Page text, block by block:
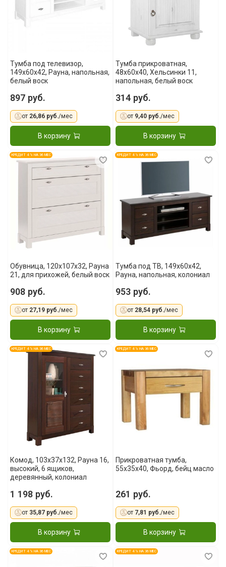
Тумба под телевизор,
149x60x42, Рауна, напольная,
белый воск
897 руб.
от 26,86 руб./мес
В корзину
Тумба прикроватная,
48x60x40, Хельсинки 11,
напольная, белый воск
314 руб.
от 9,40 руб./мес
В корзину
КРЕДИТ 4 % НА 36 МЕС
Обувница, 120x107x32, Рауна
21, для прихожей, белый воск
908 руб.
от 27,19 руб./мес
В корзину
КРЕДИТ 4 % НА 36 МЕС
Тумба под ТВ, 149x60x42,
Рауна, напольная, колониал
953 руб.
от 28,54 руб./мес
В корзину
КРЕДИТ 4 % НА 36 МЕС
Комод, 103x37x132, Рауна 16,
высокий, 6 ящиков,
деревянный, колониал
1 198 руб.
от 35,87 руб./мес
В корзину
КРЕДИТ 4 % НА 36 МЕС
Прикроватная тумба,
55x35x40, Фьорд, бейц масло
261 руб.
от 7,81 руб./мес
В корзину
КРЕДИТ 4 % НА 36 МЕС КРЕДИТ 4 % НА 36 МЕС